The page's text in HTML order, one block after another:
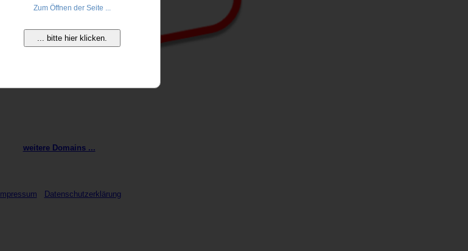
weitere Domains ...
Impressum Datenschutzerklärung
Zum Öffnen der Seite ...
... bitte hier klicken.